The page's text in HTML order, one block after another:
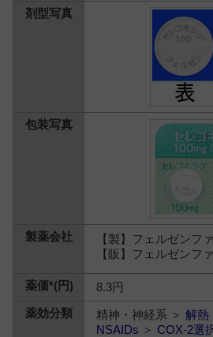
【製】フェルゼンフ
【販】フェルゼンフ
8.3円
精神・神経系 ＞解熱
NSAIDs ＞ COX-2選